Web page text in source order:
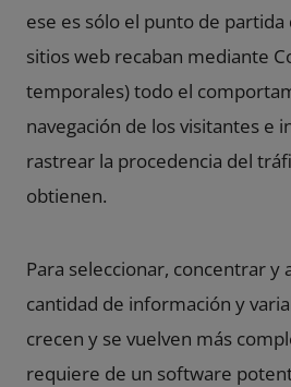
ese es sólo el punto de partida
sitios web recaban mediante
temporales) todo el
navegación de los visitantes e
rastrear la procedencia del
obtienen.
Para seleccionar, concentrar y
cantidad de información y
crecen y se vuelven más
requiere de un software